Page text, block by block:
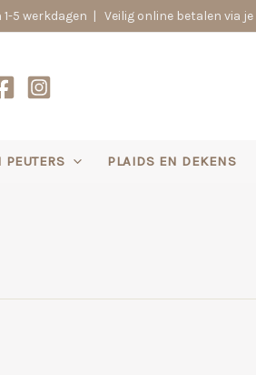
5 werkdagen | Veilig online betalen via
PEUTERS PLAIDS EN DEKENS